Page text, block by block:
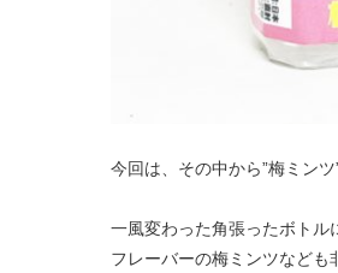
今回は、その中から”梅ミンツ
一風変わった角張ったボトル
フレーバーの梅ミンツなども